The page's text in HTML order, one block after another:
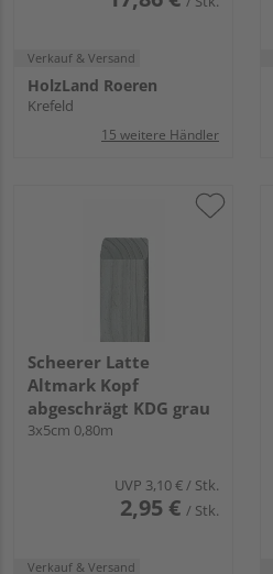
Verkauf & Versand
HolzLand Roeren
Krefeld
15 weitere Händler
Scheerer Latte
Altmark Kopf
abgeschrägt KDG grau
3x5cm 0,80m
UVP 3,10 €/ Stk.
2,95 € / Stk.
Verkauf & Versand